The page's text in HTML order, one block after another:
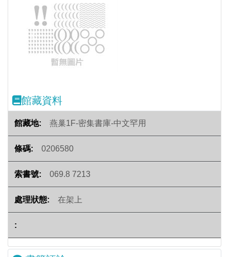
Previous
館藏資料
燕巢1F-密集書庫-中文罕用
0206580
069.8 7213
在架上